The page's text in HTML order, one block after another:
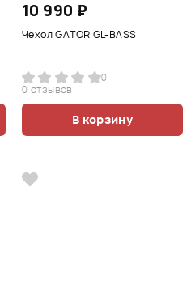
10 990 ₽
Чехол GATOR GL-BASS
0
0 отзывов
В корзину